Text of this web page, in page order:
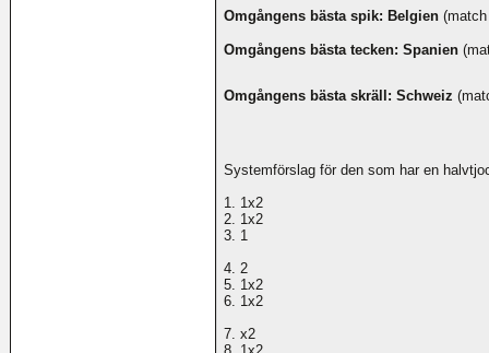
Omgångens bästa spik: Belgien
Omgångens bästa tecken: Spanien
Omgångens bästa skräll: Schweiz
Systemförslag för den som har en
1. 1x2
2. 1x2
3. 1
4. 2
5. 1x2
6. 1x2
7. x2